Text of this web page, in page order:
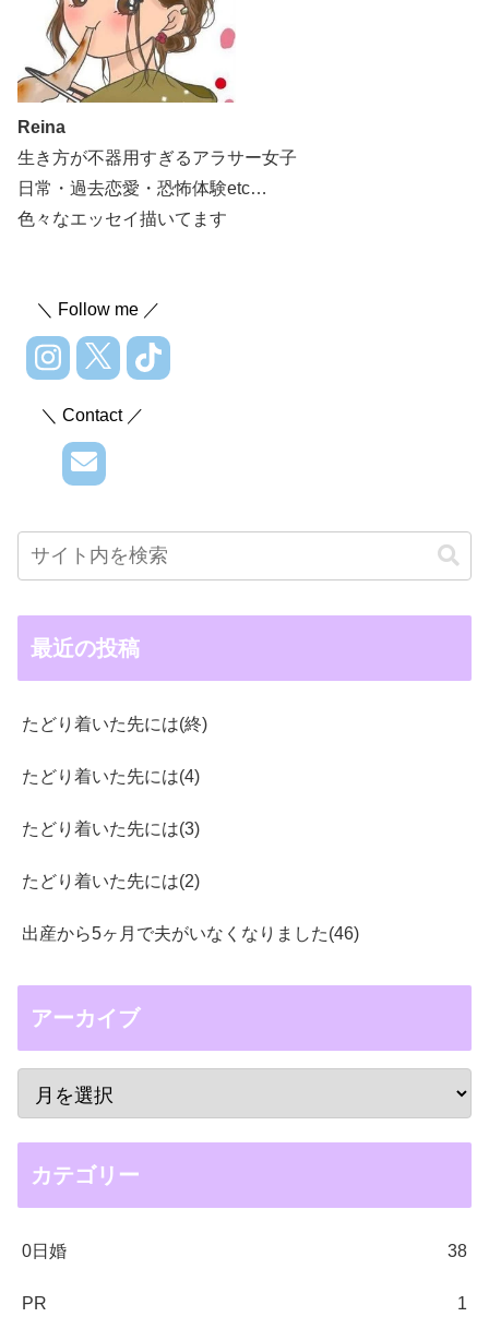
Reina
生き方が不器用すぎるアラサー女子
日常・過去恋愛・恐怖体験etc…
色々なエッセイ描いてます
＼ Follow me ／
＼ Contact ／
最近の投稿
たどり着いた先には(終)
たどり着いた先には(4)
たどり着いた先には(3)
たどり着いた先には(2)
出産から5ヶ月で夫がいなくなりました(46)
アーカイブ
カテゴリー
0日婚 38
PR 1